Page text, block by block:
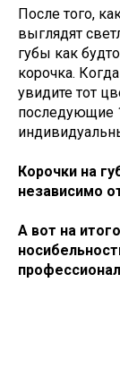
После того,
выглядят
губы как
корочка.
увидите тот
последующие
Корочки на
независимо
А вот на